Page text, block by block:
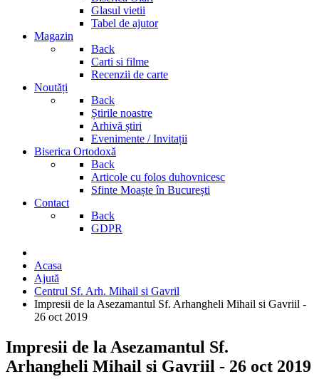
Glasul vietii
Tabel de ajutor
Magazin
Back
Carti si filme
Recenzii de carte
Noutăți
Back
Știrile noastre
Arhivă știri
Evenimente / Invitații
Biserica Ortodoxă
Back
Articole cu folos duhovnicesc
Sfinte Moaște în București
Contact
Back
GDPR
Acasa
Ajută
Centrul Sf. Arh. Mihail si Gavril
Impresii de la Asezamantul Sf. Arhangheli Mihail si Gavriil -
26 oct 2019
Impresii de la Asezamantul Sf.
Arhangheli Mihail si Gavriil - 26 oct 2019